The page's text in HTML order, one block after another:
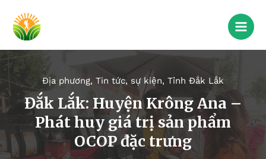
Địa phương, Tin tức, sự kiện, Tỉnh Đắk Lắk
Đắk Lắk: Huyện Krông Ana –
Phát huy giá trị sản phẩm
OCOP đặc trưng